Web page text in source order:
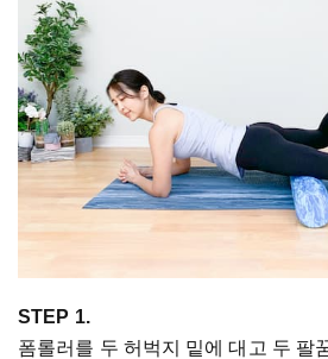
STEP 1.
폼롤러를 두 허벅지 밑에 대고 두 팔